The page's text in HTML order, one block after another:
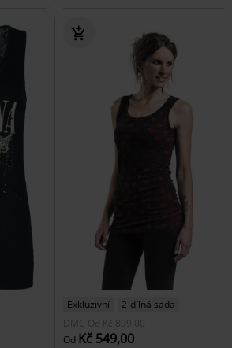
Exkluzivní
2-dílná sada
DMC Od Kč 899,00
Od Kč 549,00